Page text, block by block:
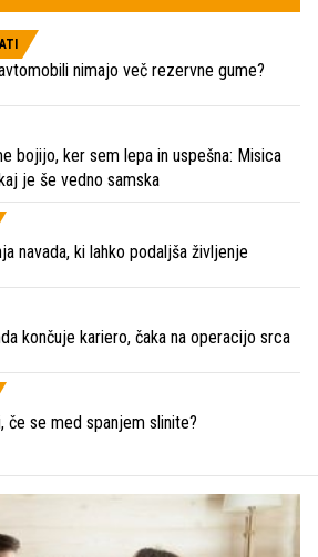
nimajo več rezervne gume?
bojijo, ker sem lepa in uspešna: Misica
je še vedno samska
navada, ki lahko podaljša življenje
končuje kariero, čaka na operacijo srca
če se med spanjem slinite?